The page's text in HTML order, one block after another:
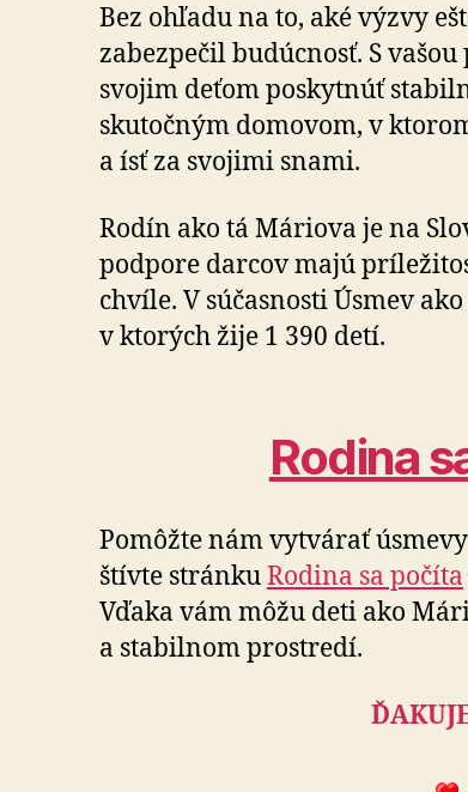
Bez ohľadu na to, aké výzvy
zabezpečil budúcnosť. S
svojim deťom poskytnúť
skutočným domovom, v
a ísť za svojimi snami.
Rodín ako tá Máriova je na
podpore darcov majú
chvíle. V sú­čas­nosti Úsmev
v ktorých žije 1 390 detí.
Rodina
Pomôžte nám vytvárať
štív­te stránkuRodina sa počíta
Vďaka vám môžu deti ako
a sta­bil­nom prostredí.